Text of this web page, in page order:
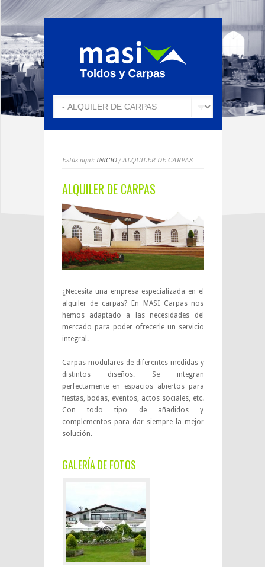
Estás aquí: INICIO/ ALQUILER DE CARPAS
ALQUILER DE CARPAS
¿Necesita una empresa especializada en el
alquiler de carpas? En MASI Carpas nos
hemos adaptado a las necesidades del
mercado para poder ofrecerle un servicio
integral.
Carpas modulares de diferentes medidas y
distintos diseños. Se integran
perfectamente en espacios abiertos para
fiestas, bodas, eventos, actos sociales, etc.
Con todo tipo de añadidos y
complementos para dar siempre la mejor
solución.
GALERÍA DE FOTOS